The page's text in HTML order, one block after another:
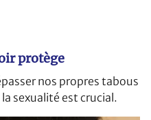
protège
nos propres tabous
sexualité est crucial.